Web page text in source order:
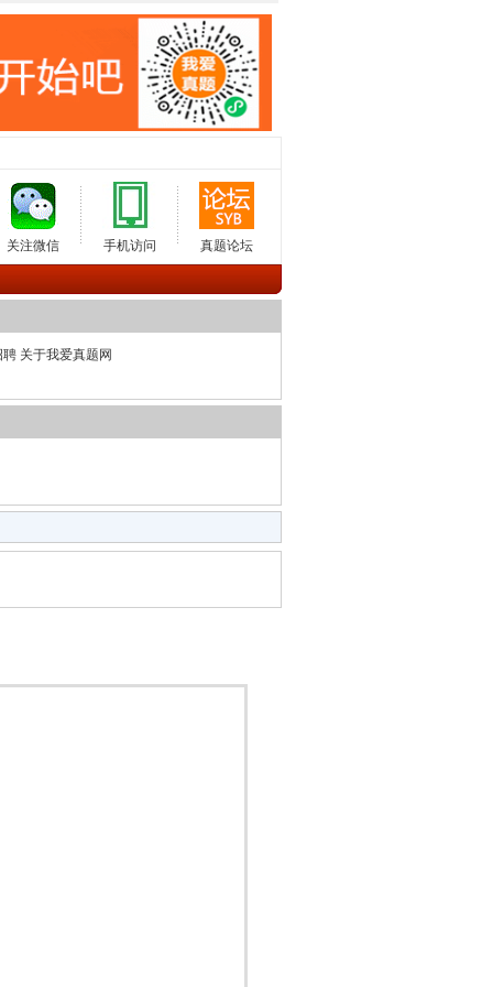
关注微信 手机访问 真题论坛
聘 关于我爱真题网